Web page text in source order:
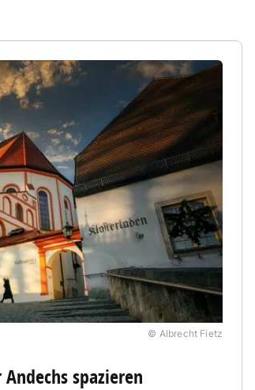
© Albrecht Fietz
spazieren